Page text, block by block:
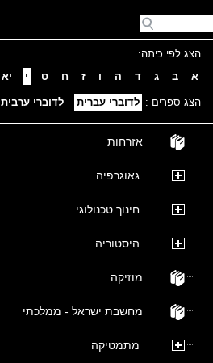
הצג לפי כיתה:
א
ב ג ד ה ו ז ח ט י יא
הצג ספרים : לדוברי עברית לדוברי ערבית
אזרחות
גאוגרפיה
חינוך טכנולוגי
היסטוריה
מוזיקה
מחשבת ישראל - ממלכתי
מתמטיקה